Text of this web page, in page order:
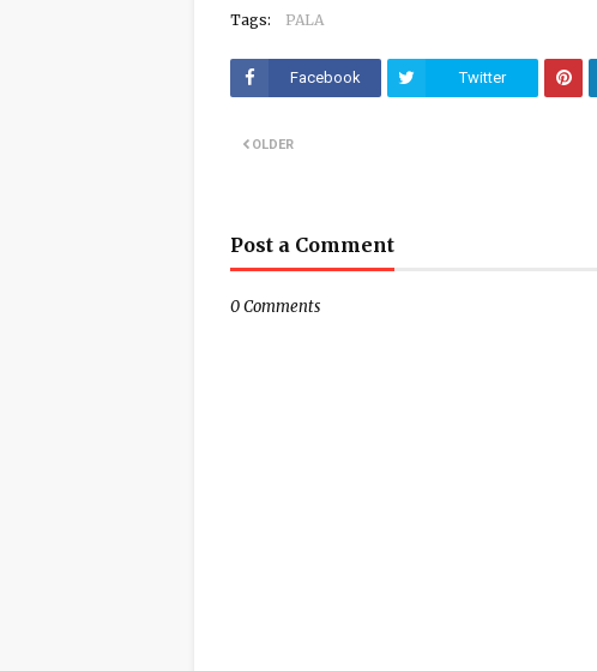
Tags: PALA
Facebook Twitter
OLDER
Post a Comment
0 Comments